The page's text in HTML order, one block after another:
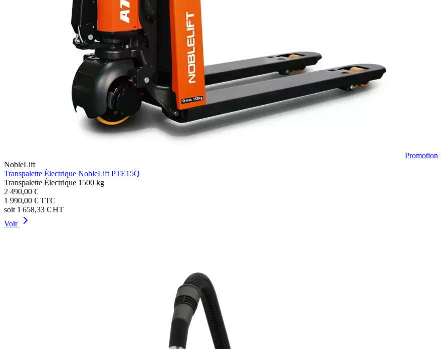
Promotion
NobleLift
Transpalette Électrique NobleLift PTE15Q
Transpalette Électrique 1500 kg
2 490,00 €
1 990,00 € TTC
soit 1 658,33 € HT
Voir